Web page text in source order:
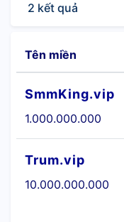
2 kết quả
Tên miền
SmmKing.vip
1.000.000.000
Trum.vip
10.000.000.000